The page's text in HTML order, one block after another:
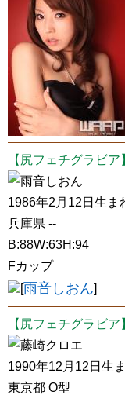
【尻フェチグラビア
雨音しおん
1986年2月12日生ま
兵庫県 --
B:88W:63H:94
Fカップ
[雨音しおん]
【尻フェチグラビア
藤崎クロエ
1990年12月12日生
東京都 O型